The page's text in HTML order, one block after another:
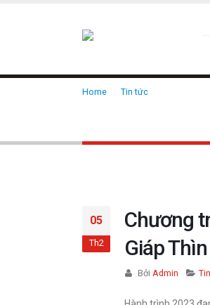
Home Tin tức
05
Th2
Chương
Giáp Thìn
Bởi Admin